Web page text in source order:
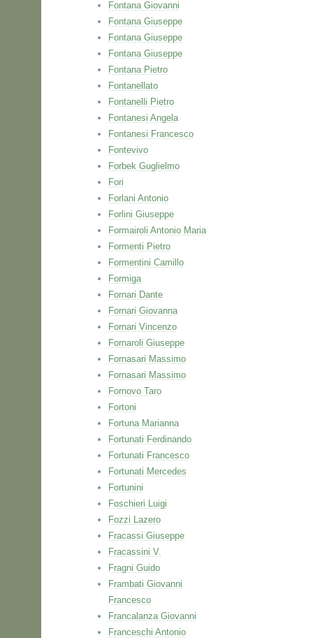
Fontana Giovanni
Fontana Giuseppe
Fontana Giuseppe
Fontana Giuseppe
Fontana Pietro
Fontanellato
Fontanelli Pietro
Fontanesi Angela
Fontanesi Francesco
Fontevivo
Forbek Guglielmo
Fori
Forlani Antonio
Forlini Giuseppe
Formairoli Antonio Maria
Formenti Pietro
Formentini Camillo
Formiga
Fornari Dante
Fornari Giovanna
Fornari Vincenzo
Fornaroli Giuseppe
Fornasari Massimo
Fornasari Massimo
Fornovo Taro
Fortoni
Fortuna Marianna
Fortunati Ferdinando
Fortunati Francesco
Fortunati Mercedes
Fortunini
Foschieri Luigi
Fozzi Lazero
Fracassi Giuseppe
Fracassini V.
Fragni Guido
Frambati Giovanni
Francesco
Francalanza Giovanni
Franceschi Antonio